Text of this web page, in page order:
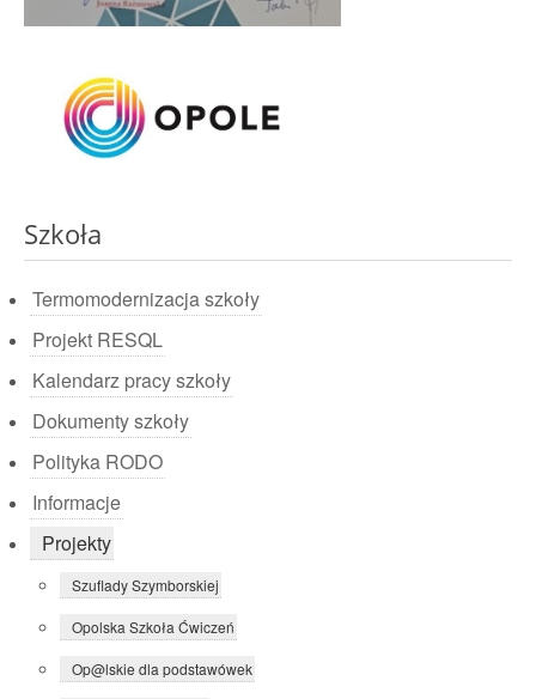
Szkoła
Termomodernizacja szkoły
Projekt RESQL
Kalendarz pracy szkoły
Dokumenty szkoły
Polityka RODO
Informacje
Projekty
Szuflady Szymborskiej
Opolska Szkoła Ćwiczeń
Op@lskie dla podstawówek